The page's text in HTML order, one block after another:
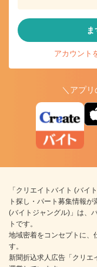
アカウント
＼アプ
「クリエイトバイト (バイ
ト探し・パート募集情報
(バイトジャングル)」は、
トです。
地域密着をコンセプトに、
す。
新聞折込求人広告「クリエ